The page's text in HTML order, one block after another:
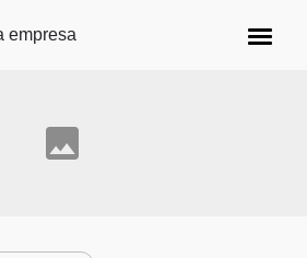
principal
empresa